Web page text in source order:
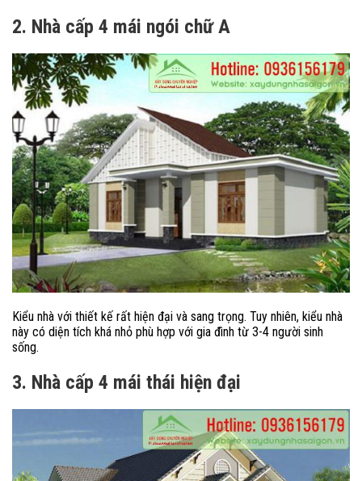
2. Nhà cấp 4 mái ngói chữ A
Kiểu nhà với thiết kế rất hiện đại và sang trọng. Tuy nhiên, kiểu nhà
này có diện tích khá nhỏ phù hợp với gia đình từ 3-4 người sinh
sống.
3. Nhà cấp 4 mái thái hiện đại